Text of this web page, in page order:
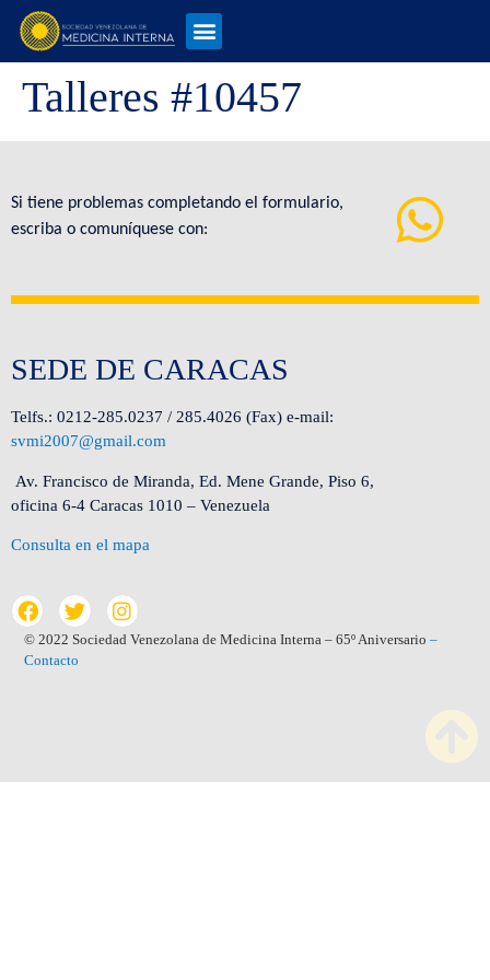
Talleres #10457
Si tiene problemas completando el formulario,
escriba o comuníquese con:
SEDE DE CARACAS
Telfs.: 0212-285.0237 / 285.4026 (Fax) e-mail:
svmi2007@gmail.com
Av. Francisco de Miranda, Ed. Mene Grande, Piso 6,
oficina 6-4 Caracas 1010 – Venezuela
Consulta en el mapa
© 2022 Sociedad Venezolana de Medicina Interna – 65º Aniversario –
Contacto